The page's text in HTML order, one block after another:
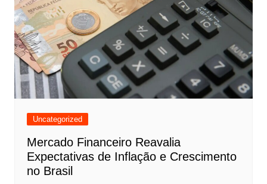
Uncategorized
Mercado Financeiro Reavalia
Expectativas de Inflação e Crescimento
no Brasil